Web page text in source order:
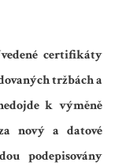
certifikáty
tržbách a
k výměně
nový a datové
podepisovány